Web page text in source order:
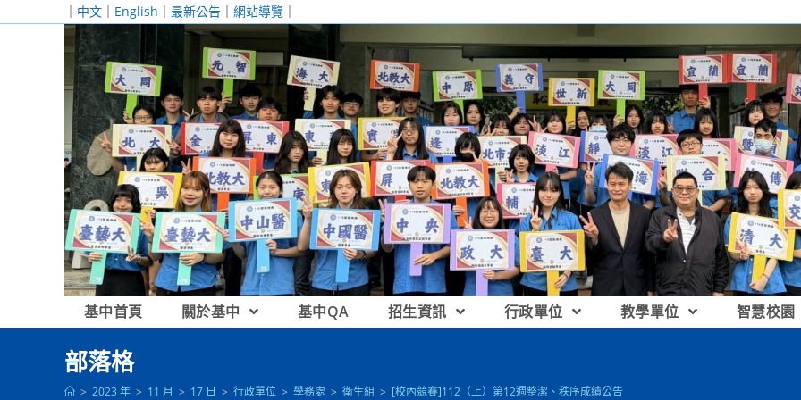
｜ 中文 ｜ English ｜ 最新公告 ｜ 網站導覽 ｜
基中首頁 關於基中 基中QA 招生資訊 行政單位 教學單位 智慧校園
部落格
> 2023 年 > 11 月 > 17 日 > 行政單位 > 學務處 > 衛生組 > [校內競賽]112（上）第12週整潔、秩序成績公告